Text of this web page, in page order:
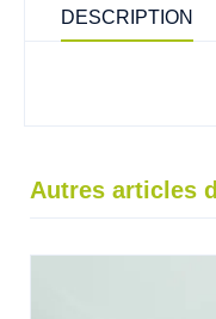
DESCRIPTION
Autres articles